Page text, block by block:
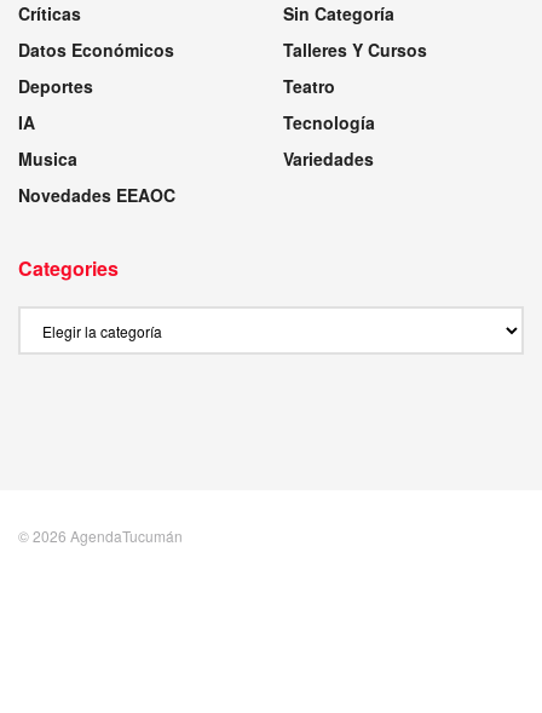
Críticas
Datos Económicos
Deportes
IA
Musica
Novedades EEAOC
Sin Categoría
Talleres Y Cursos
Teatro
Tecnología
Variedades
Categories
© 2026 AgendaTucumán